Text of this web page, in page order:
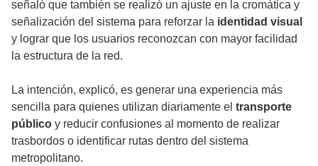
señaló que también se realizó un ajuste en la cromática y
señalización del sistema para reforzar la identidad visual
y lograr que los usuarios reconozcan con mayor facilidad
la estructura de la red.
La intención, explicó, es generar una experiencia más
sencilla para quienes utilizan diariamente el transporte
público y reducir confusiones al momento de realizar
trasbordos o identificar rutas dentro del sistema
metropolitano.